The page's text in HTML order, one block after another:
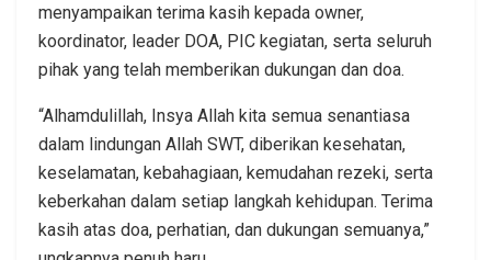
menyampaikan terima kasih kepada owner,
koordinator, leader DOA, PIC kegiatan, serta seluruh
pihak yang telah memberikan dukungan dan doa.
“Alhamdulillah, Insya Allah kita semua senantiasa
dalam lindungan Allah SWT, diberikan kesehatan,
keselamatan, kebahagiaan, kemudahan rezeki, serta
keberkahan dalam setiap langkah kehidupan. Terima
kasih atas doa, perhatian, dan dukungan semuanya,”